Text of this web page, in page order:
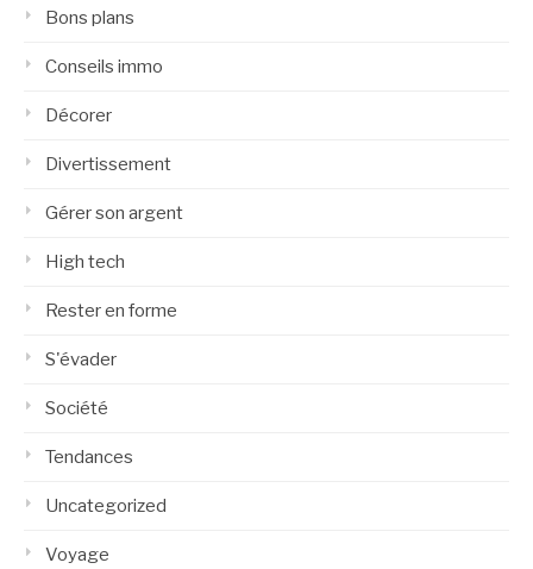
Bons plans
Conseils immo
Décorer
Divertissement
Gérer son argent
High tech
Rester en forme
S'évader
Société
Tendances
Uncategorized
Voyage